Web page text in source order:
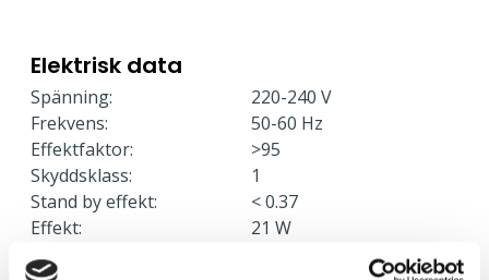
Elektrisk data
Spänning:
220-240 V
Frekvens:
50-60 Hz
Effektfaktor:
>95
Skyddsklass:
1
Stand by effekt:
< 0.37
Effekt:
21 W
Armaturer/C10A säkring: